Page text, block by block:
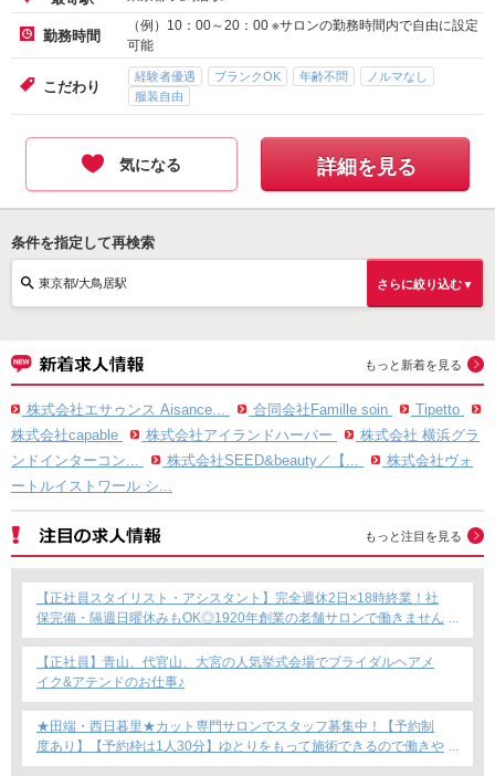
勤務時間
（例）10：00～20：00 ※サロンの勤務時間内で自由に設定
可能
こだわり
経験者優遇 ブランクOK 年齢不問
ノルマなし
服装自由
気になる 詳細を見る
条件を指定して再検索
東京都/大鳥居駅 さらに絞り込む▼
もっと新着を見る
株式会社エサゥンス Aisance... 合同会社Famille soin
Tipetto
株式会社capable
株式会社アイランドハーバー
株式会社 横浜グラ
ンドインターコン...
株式会社SEED&beauty／【...
株式会社ヴォ
ートルイストワール シ...
もっと注目を見る
【正社員スタイリスト・アシスタント】完全週休2日×18時終業！社
保完備・隔週日曜休みもOK◎1920年創業の老舗サロンで働きません
か？
【正社員】青山、代官山、大宮の人気挙式会場でブライダルヘアメ
イク&アテンドのお仕事♪
★田端・西日暮里★カット専門サロンでスタッフ募集中！【予約制
度あり】【予約枠は1人30分】ゆとりをもって施術できるので働きや
すい！これからカット専門店で働きたい方にもおすすめ◎